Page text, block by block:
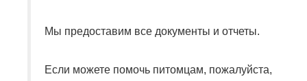
Мы предоставим все документы и отчеты.
Если можете помочь питомцам, пожалуйста,